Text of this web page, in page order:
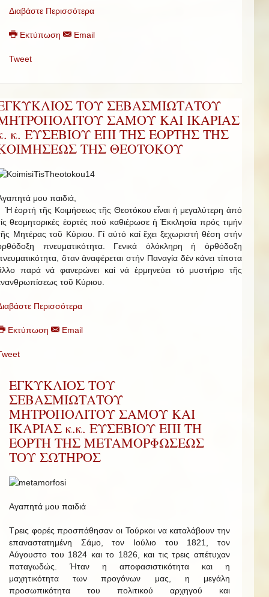
Διαβάστε Περισσότερα
Εκτύπωση Email
Tweet
ΤΟΥ ΣΕΒΑΣΜΙΩΤΑΤΟΥ
ΣΑΜΟΥ ΚΑΙ ΙΚΑΡΙΑΣ
κ. ΕΥΣΕΒΙΟΥ ΕΠΙ ΤΗΣ ΕΟΡΤΗΣ ΤΗΣ
ΤΗΣ ΘΕΟΤΟΚΟΥ
μου παιδιά,
ἑορτή τῆς Κοιμήσεως τῆς Θεοτόκου εἶναι ἡ μεγαλύτερη ἀπό
θεομητορικές ἑορτές πού καθιέρωσε ἡ Ἐκκλησία πρός τιμήν
Μητέρας τοῦ Κύριου. Γί αὐτό καί ἔχει ξεχωριστή θέση στήν
πνευματικότητα. Γενικά ὁλόκληρη ἡ ὀρθόδοξη
ὅταν ἀναφέρεται στήν Παναγία δέν κάνει τίποτα
παρά νά φανερώνει καί νά ἑρμηνεύει τό μυστήριο τῆς
τοῦ Κύριου.
Περισσότερα
Εκτύπωση Email
ΕΓΚΥΚΛΙΟΣ ΤΟΥ
ΣΕΒΑΣΜΙΩΤΑΤΟΥ
ΜΗΤΡΟΠΟΛΙΤΟΥ ΣΑΜΟΥ ΚΑΙ
ΙΚΑΡΙΑΣ κ.κ. ΕΥΣΕΒΙΟΥ ΕΠΙ ΤΗ
ΕΟΡΤΗ ΤΗΣ ΜΕΤΑΜΟΡΦΩΣΕΩΣ
ΤΟΥ ΣΩΤΗΡΟΣ
Αγαπητά μου παιδιά
Τρεις φορές προσπάθησαν οι Τούρκοι να καταλάβουν την
επαναστατημένη Σάμο, τον Ιούλιο του 1821, τον
Αύγουστο του 1824 και το 1826, και τις τρεις απέτυχαν
παταγωδώς. Ήταν η αποφασιστικότητα και η
μαχητικότητα των προγόνων μας, η μεγάλη
προσωπικότητα του πολιτικού αρχηγού και